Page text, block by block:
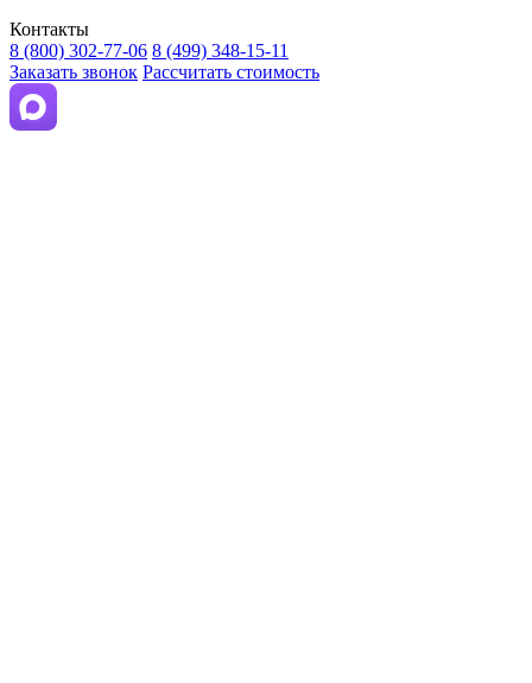
Контакты
8 (800) 302-77-06 8 (499) 348-15-11
Заказать звонок Рассчитать стоимость